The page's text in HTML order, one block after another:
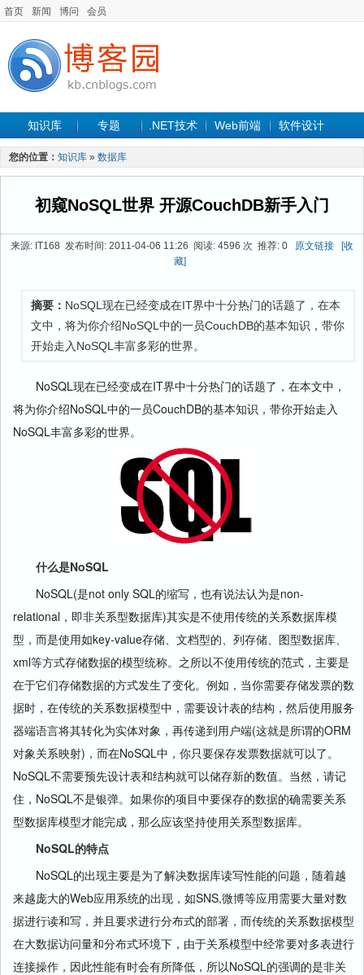
首页 新闻 博问 会员
知识库 专题 .NET技术 Web前端 软件设计
手机开发 软件工程
最新文章
您的位置： 知识库 » 数据库
初窥NoSQL世界 开源CouchDB新手入门
来源: IT168 发布时间: 2011-04-06 11:26 阅读: 4596 次 推荐: 0 原文链接
[收
藏]
摘要： NoSQL现在已经变成在IT界中十分热门的话题了，在本
文中，将为你介绍NoSQL中的一员CouchDB的基本知识，带你
开始走入NoSQL丰富多彩的世界。
NoSQL现在已经变成在IT界中十分热门的话题了，在本文中，
将为你介绍NoSQL中的一员CouchDB的基本知识，带你开始走入
NoSQL丰富多彩的世界。
什么是NoSQL
NoSQL(是not only SQL的缩写，也有说法认为是non-
relational，即非关系型数据库)其实是不使用传统的关系数据库模
型，而是使用如key-value存储、文档型的、列存储、图型数据库、
xml等方式存储数据的模型统称。之所以不使用传统的范式，主要是
在于它们存储数据的方式发生了变化。例如，当你需要存储发票的数
据时，在传统的关系数据模型中，需要设计表的结构，然后使用服务
器端语言将其转化为实体对象，再传递到用户端(这就是所谓的ORM
对象关系映射)，而在NoSQL中，你只要保存发票数据就可以了。
NoSQL不需要预先设计表和结构就可以储存新的数值。当然，请记
住，NoSQL不是银弹。如果你的项目中要保存的数据的确需要关系
型数据库模型才能完成，那么应该坚持使用关系型数据库。
NoSQL的特点
NoSQL的出现主要是为了解决数据库读写性能的问题，随着越
来越庞大的Web应用系统的出现，如SNS,微博等应用需要大量对数
据进行读和写，并且要求进行分布式的部署，而传统的关系数据模型
在大数据访问量和分布式环境下，由于关系模型中经常要对多表进行
连接操作，因此性能有时会有所降低，所以NoSQL的强调的是非关